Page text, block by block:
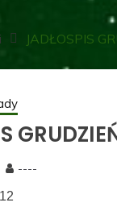
JADŁOSPIS
----